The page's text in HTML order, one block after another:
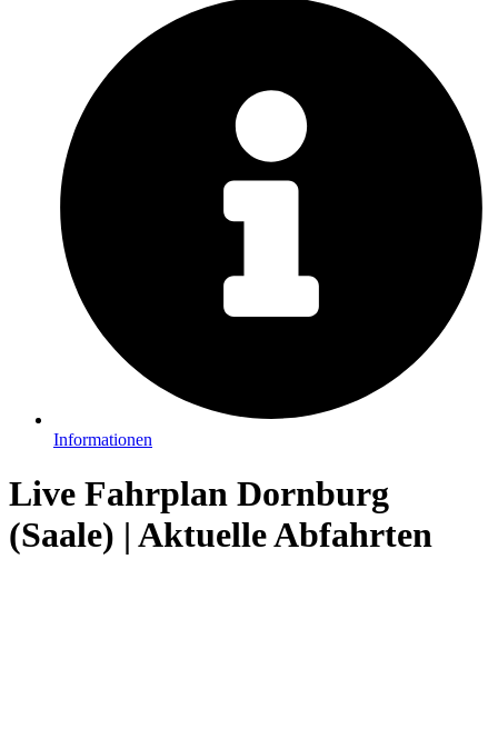
Informationen
Live Fahrplan Dornburg
(Saale) | Aktuelle Abfahrten